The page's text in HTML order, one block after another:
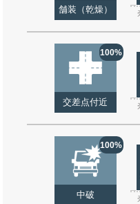
舗装（乾燥）
100%
交差点付近
100%
中破